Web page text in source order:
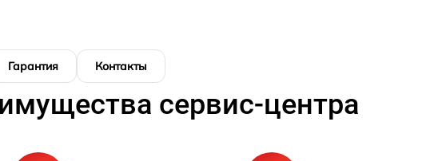
Гарантия Контакты
сервис-центра